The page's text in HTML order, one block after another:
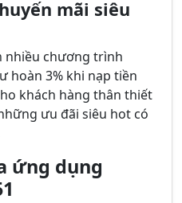
mãi siêu
nhiều chương trình
hoàn 3% khi nạp tiền
khách hàng thân thiết
ưu đãi siêu hot có
ứng dụng